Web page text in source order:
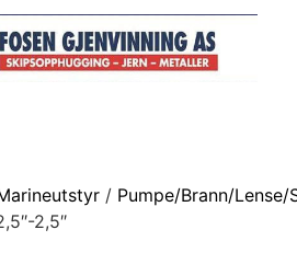
/ Pumpe/Brann/Lense/
2,5″